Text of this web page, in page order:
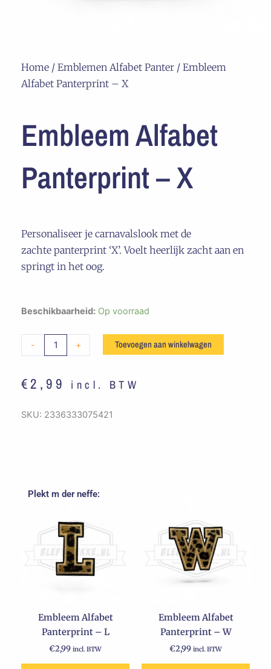
Home / Emblemen Alfabet Panter / Embleem
Alfabet Panterprint – X
Embleem Alfabet
Panterprint – X
Personaliseer je carnavalslook met de
zachte panterprint ‘X’. Voelt heerlijk zacht aan en
springt in het oog.
Beschikbaarheid: Op voorraad
-
Embleem
Panterprint
-
aantal
+ Toevoegen aan winkelwagen
€2,99 incl. BTW
SKU: 2336333075421
Plekt m der neffe:
Embleem Alfabet
Panterprint – L
€2,99 incl. BTW
Embleem Alfabet
Panterprint – W
€2,99 incl. BTW